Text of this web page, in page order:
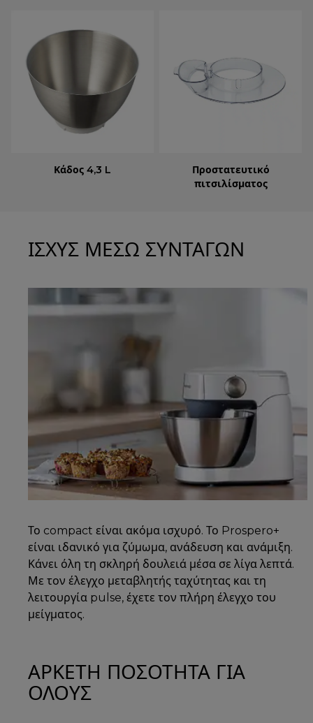
Κάδος 4,3 L
Προστατευτικό
πιτσιλίσματος
ΙΣΧΥΣ ΜΕΣΩ ΣΥΝΤΑΓΩΝ
Το compact είναι ακόμα ισχυρό. Το Prospero+
είναι ιδανικό για ζύμωμα, ανάδευση και ανάμιξη.
Κάνει όλη τη σκληρή δουλειά μέσα σε λίγα λεπτά.
Με τον έλεγχο μεταβλητής ταχύτητας και τη
λειτουργία pulse, έχετε τον πλήρη έλεγχο του
μείγματος.
ΑΡΚΕΤΗ ΠΟΣΟΤΗΤΑ ΓΙΑ
ΟΛΟΥΣ